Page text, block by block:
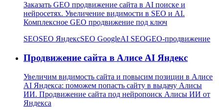
Заказать GEO продвижение сайта в AI поиске и
нейросетях. Увеличение видимости в SEO и AI.
Комплексное GEO продвижение под ключ
SEOSEO ЯндексSEO GoogleAI SEOGEO-продвижение
Продвижение сайта в Алисе AI Яндекс
Увеличим видимость сайта и повысим позиции в Алисе
AI Яндекса: поможем попасть сайту в выдачу Алисы
ИИ. Продвижение сайта под нейропоиск Алисы ИИ от
Яндекса